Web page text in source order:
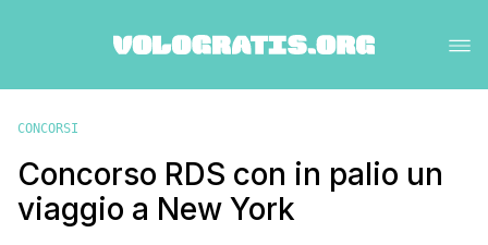
CONCORSI
Concorso RDS con in palio un
viaggio a New York